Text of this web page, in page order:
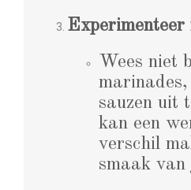
Experimenteer
Wees niet
sauzen uit
kan een
verschil
smaak van